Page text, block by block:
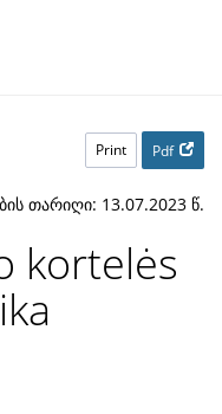
Print Pdf
თარიღი: 13.07.2023 წ.
kortelės